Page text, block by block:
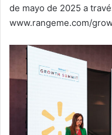
de mayo de 2025 a
www.rangeme.com/